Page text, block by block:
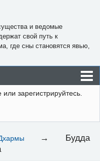
и ведомые
свой путь к
где сны становятся явью,
зарегистрируйтесь.
→ Будда